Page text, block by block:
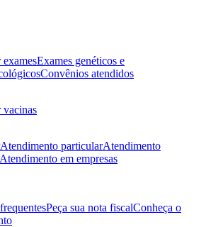
examesExames genéticos e
Convênios atendidos
vacinas
Atendimento particularAtendimento
Atendimento em empresas
Peça sua nota fiscalConheça o